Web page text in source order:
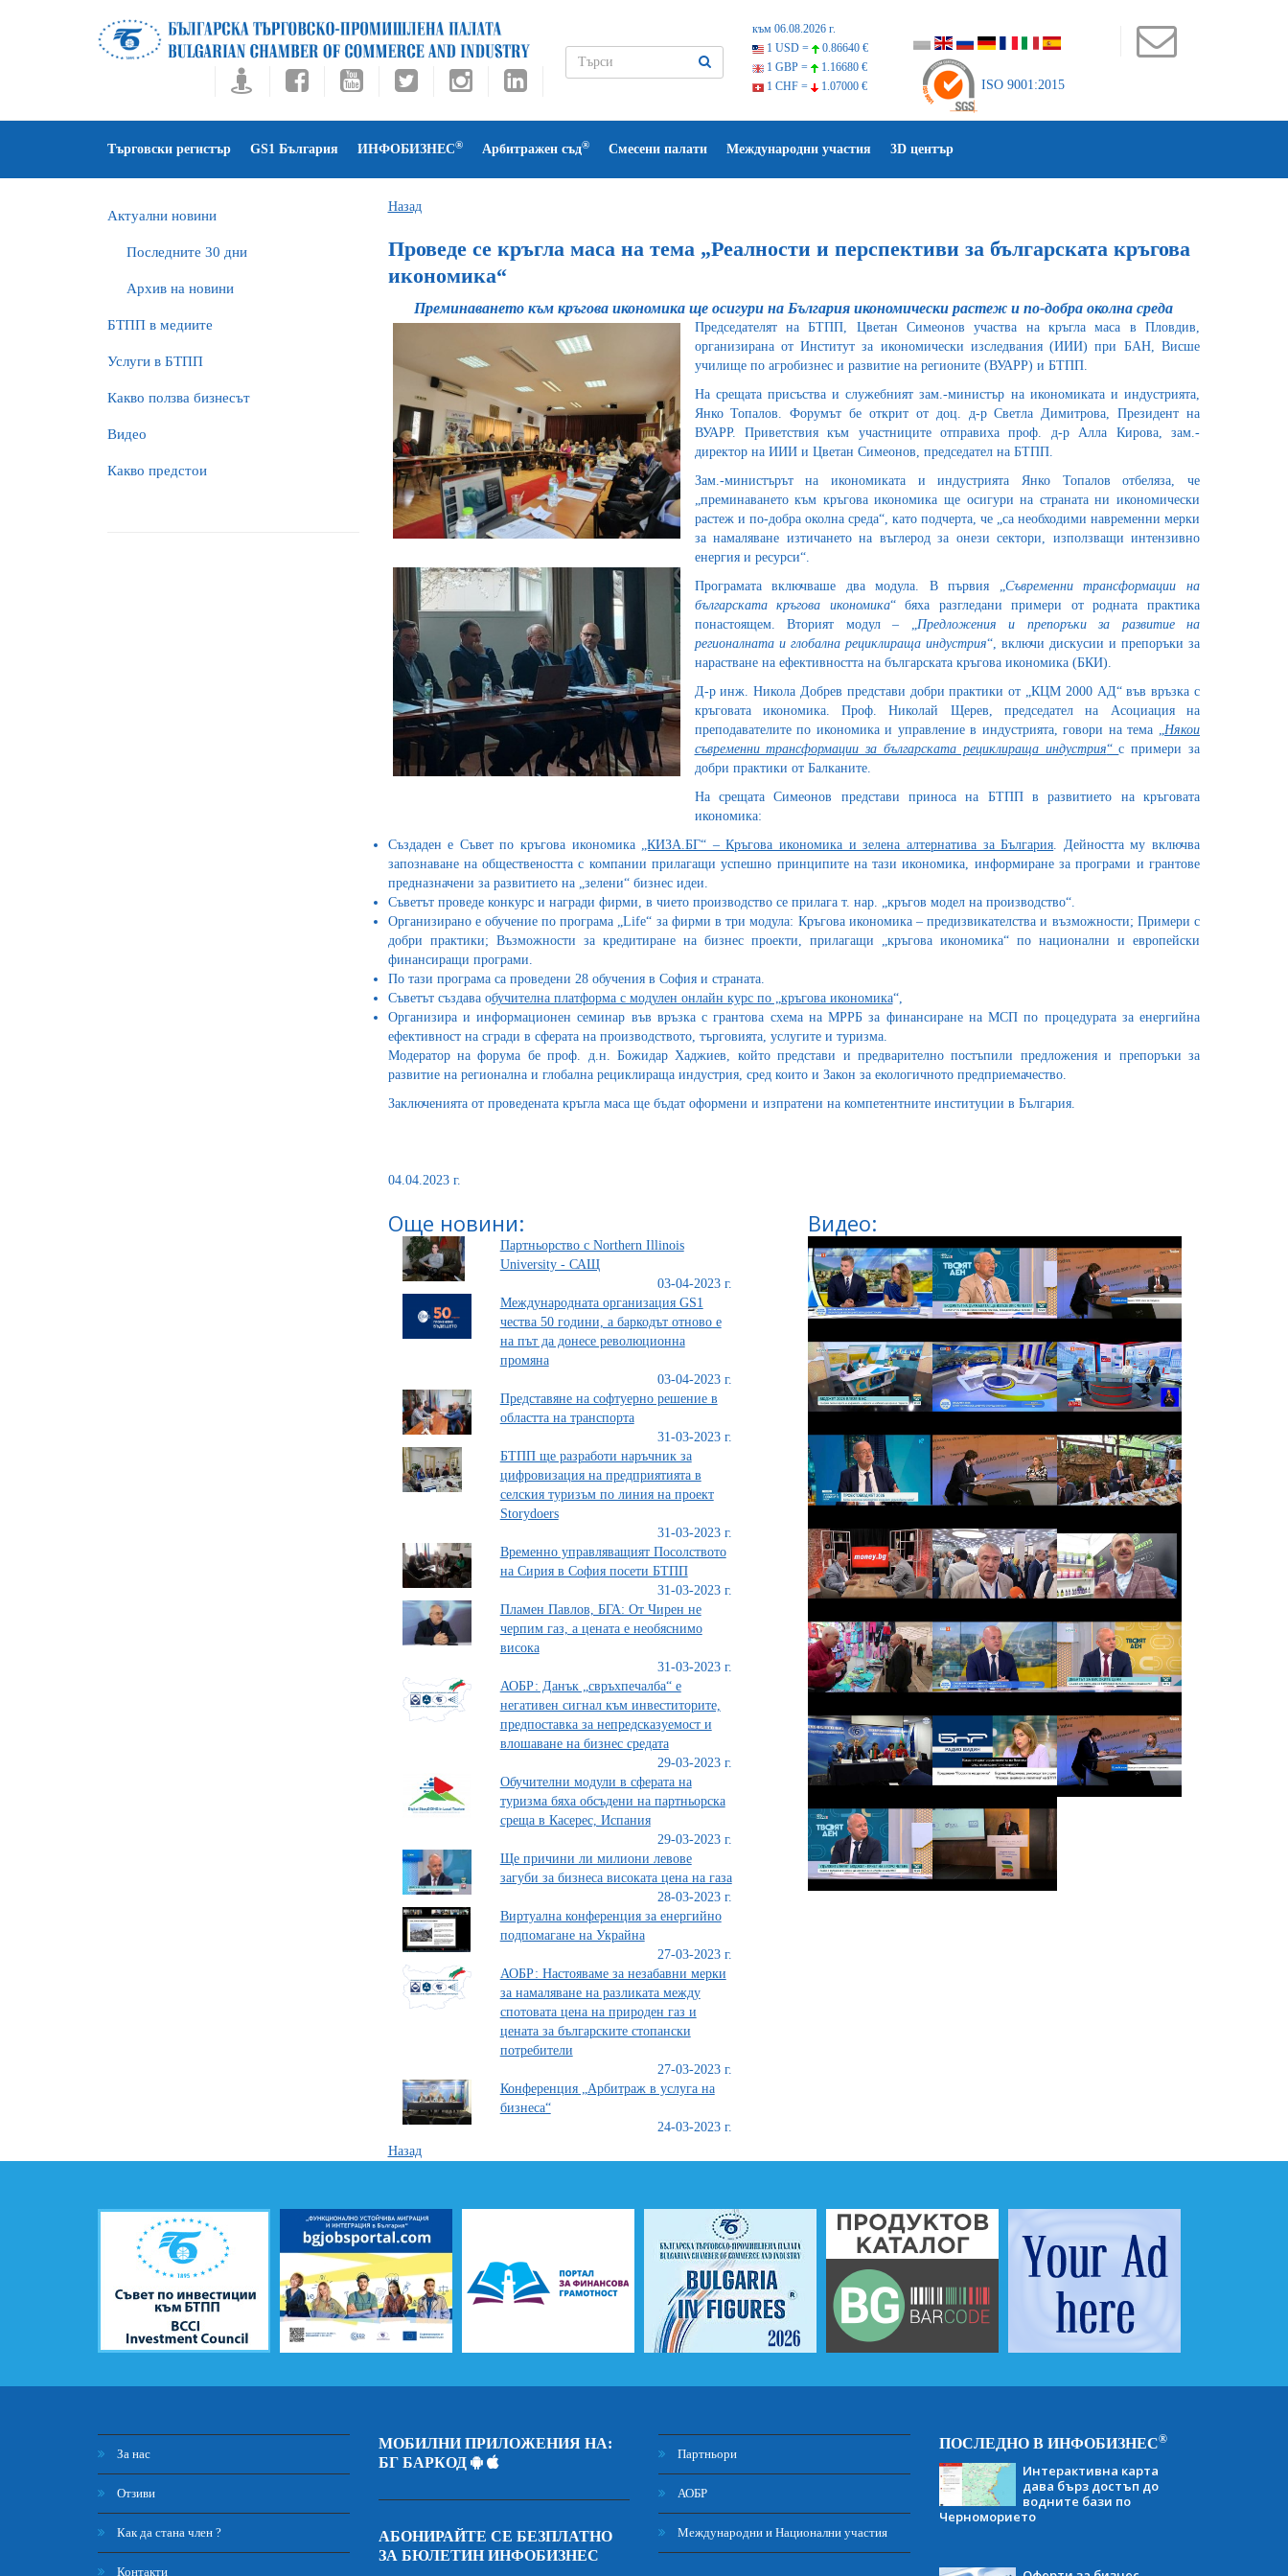
към 06.08.2026 г.
1 USD =
0.86640 €
1 GBP =
1.16680 €
1 CHF =
1.07000 € ISO 9001:2015
Търговски регистър GS1 България ИНФОБИЗНЕС® Арбитражен съд® Смесени палати Международни участия 3D център
Актуални новини
Последните 30 дни
Архив на новини
БTПП в медиите
Услуги в БТПП
Какво ползва бизнесът
Видео
Какво предстои
Назад
Проведе се кръгла маса на тема „Реалности и перспективи за българската кръгова
икономика“
Преминаването към кръгова икономика ще осигури на България икономически растеж и по-добра околна среда
Председателят на БТПП, Цветан Симеонов участва на кръгла маса в Пловдив,
организирана от Институт за икономически изследвания (ИИИ) при БАН, Висше
училище по агробизнес и развитие на регионите (ВУАРР) и БТПП.
На срещата присъства и служебният зам.-министър на икономиката и индустрията,
Янко Топалов. Форумът бе открит от доц. д-р Светла Димитрова, Президент на
ВУАРР. Приветствия към участниците отправиха проф. д-р Алла Кирова, зам.-
директор на ИИИ и Цветан Симеонов, председател на БТПП.
Зам.-министърът на икономиката и индустрията Янко Топалов отбеляза, че
„преминаването към кръгова икономика ще осигури на страната ни икономически
растеж и по-добра околна среда“, като подчерта, че „са необходими навременни мерки
за намаляване изтичането на въглерод за онези сектори, използващи интензивно
енергия и ресурси“.
Програмата включваше два модула. В първия „Съвременни трансформации на
българската кръгова икономика“ бяха разгледани примери от родната практика
понастоящем. Вторият модул – „Предложения и препоръки за развитие на
регионалната и глобална рециклираща индустрия“, включи дискусии и препоръки за
нарастване на ефективността на българската кръгова икономика (БКИ).
Д-р инж. Никола Добрев представи добри практики от „КЦМ 2000 АД“ във връзка с
кръговата икономика. Проф. Николай Щерев, председател на Асоциация на
преподавателите по икономика и управление в индустрията, говори на тема „Някои
съвременни трансформации за българската рециклираща индустрия“с примери за
добри практики от Балканите.
На срещата Симеонов представи приноса на БТПП в развитието на кръговата
икономика:
Създаден е Съвет по кръгова икономика „КИЗА.БГ“ – Кръгова икономика и зелена алтернатива за България. Дейността му включва
запознаване на обществеността с компании прилагащи успешно принципите на тази икономика, информиране за програми и грантове
предназначени за развитието на „зелени“ бизнес идеи.
Съветът проведе конкурс и награди фирми, в чието производство се прилага т. нар. „кръгов модел на производство“.
Организирано е обучение по програма „Life“ за фирми в три модула: Кръгова икономика – предизвикателства и възможности; Примери с
добри практики; Възможности за кредитиране на бизнес проекти, прилагащи „кръгова икономика“ по национални и европейски
финансиращи програми.
По тази програма са проведени 28 обучения в София и страната.
Съветът създава обучителна платформа с модулен онлайн курс по „кръгова икономика“,
Организира и информационен семинар във връзка с грантова схема на МРРБ за финансиране на МСП по процедурата за енергийна
ефективност на сгради в сферата на производството, търговията, услугите и туризма.
Модератор на форума бе проф. д.н. Божидар Хаджиев, който представи и предварително постъпили предложения и препоръки за
развитие на регионална и глобална рециклираща индустрия, сред които и Закон за екологичното предприемачество.
Заключенията от проведената кръгла маса ще бъдат оформени и изпратени на компетентните институции в България.
04.04.2023 г.
Още новини:
Партньорство с Northern Illinois
University - САЩ
03-04-2023 г.
Международната организация GS1
чества 50 години, а баркодът отново е
на път да донесе революционна
промяна
03-04-2023 г.
Представяне на софтуерно решение в
областта на транспорта
31-03-2023 г.
БТПП ще разработи наръчник за
цифровизация на предприятията в
селския туризъм по линия на проект
Storydoers
31-03-2023 г.
Временно управляващият Посолството
на Сирия в София посети БТПП
31-03-2023 г.
Пламен Павлов, БГА: От Чирен не
черпим газ, а цената е необяснимо
висока
31-03-2023 г.
АОБР: Данък „свръхпечалба“ е
негативен сигнал към инвеститорите,
предпоставка за непредсказуемост и
влошаване на бизнес средата
29-03-2023 г.
Обучителни модули в сферата на
туризма бяха обсъдени на партньорска
среща в Касерес, Испания
29-03-2023 г.
Ще причини ли милиони левове
загуби за бизнеса високата цена на газа
28-03-2023 г.
Виртуална конференция за енергийно
подпомагане на Украйна
27-03-2023 г.
АОБР: Настояваме за незабавни мерки
за намаляване на разликата между
спотовата цена на природен газ и
цената за българските стопански
потребители
27-03-2023 г.
Конференция „Арбитраж в услуга на
бизнеса“
24-03-2023 г.
Видео:
Назад
За нас
Отзиви
Как да стана член ?
Контакти
МОБИЛНИ ПРИЛОЖЕНИЯ НА:
БГ БАРКОД
АБОНИРАЙТЕ СЕ БЕЗПЛАТНО
ЗА БЮЛЕТИН ИНФОБИЗНЕС
Партньори
АОБР
Международни и Национални участия
ПОСЛЕДНО В ИНФОБИЗНЕС®
Интерактивна карта
дава бърз достъп до
водните бази по
Черноморието